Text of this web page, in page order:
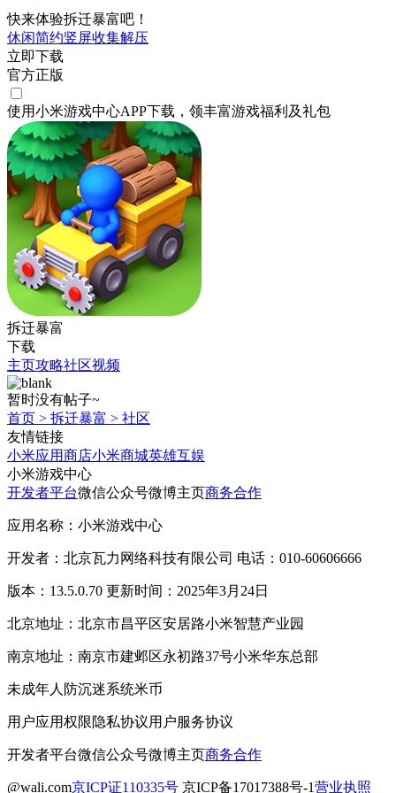
快来体验拆迁暴富吧！
休闲简约竖屏收集解压
立即下载
官方正版
使用小米游戏中心APP下载 ，领丰富游戏福利 及礼包
拆迁暴富
下载
主页攻略社区视频
暂时没有帖子~
首页 > 拆迁暴富 > 社区
友情链接
小米应用商店小米商城英雄互娱
小米游戏中心
开发者平台微信公众号微博主页商务合作
应用名称：小米游戏中心
开发者：北京瓦力网络科技有限公司 电话：010-60606666
版本：13.5.0.70 更新时间：2025年3月24日
北京地址：北京市昌平区安居路小米智慧产业园
南京地址：南京市建邺区永初路37号小米华东总部
未成年人防沉迷系统米币
用户应用权限隐私协议用户服务协议
开发者平台微信公众号微博主页商务合作
@wali.com京ICP证110335号 京ICP备17017388号-1营业执照